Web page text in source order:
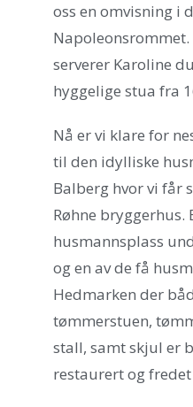
oss en omvisning i
serverer Karoline
hyggelige stua fra
Nå er vi klare for
til den idylliske
Balberg hvor vi får
Røhne bryggerhus.
husmannsplass
og en av de få
Hedmarken der
tømmerstuen,
stall, samt skjul er
restaurert og